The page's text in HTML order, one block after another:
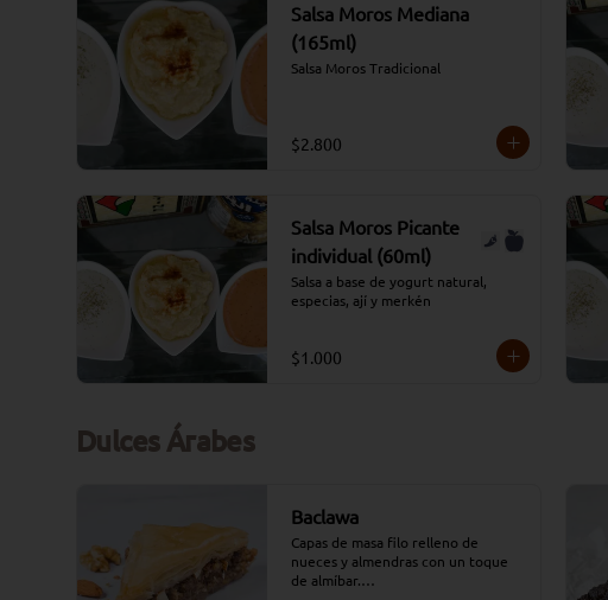
Salsa Moros Mediana
(165ml)
Salsa Moros Tradicional
$2.800
Salsa Moros Picante
individual (60ml)
Salsa a base de yogurt natural,
especias, ají y merkén
$1.000
Dulces Árabes
Baclawa
Capas de masa filo relleno de
nueces y almendras con un toque
de almíbar.